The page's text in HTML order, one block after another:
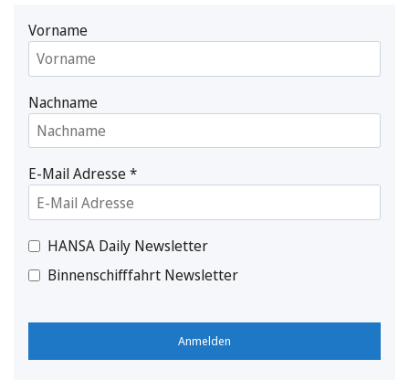
Vorname
Nachname
E-Mail Adresse*
HANSA Daily Newsletter
Binnenschifffahrt Newsletter
Anmelden